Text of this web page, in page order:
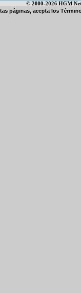
© 2000-2026 HGM
páginas, acepta los